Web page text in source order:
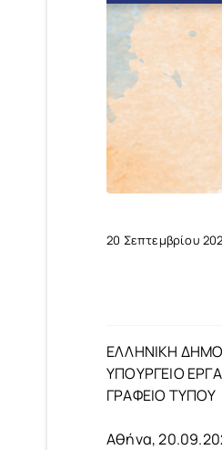
20 Σεπτεμβρίου
ΕΛΛΗΝΙΚΗ
ΥΠΟΥΡΓΕΙΟ
ΓΡΑΦΕΙΟ ΤΥΠΟΥ
Αθήνα,